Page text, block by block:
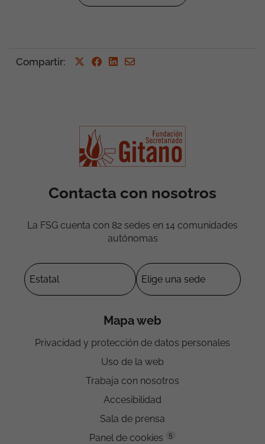
Compartir:
Contacta con nosotros
La FSG cuenta con 82 sedes en 14 comunidades
autónomas
Mapa web
Privacidad y protección de datos personales
Uso de la web
Trabaja con nosotros
Accesibilidad
Sala de prensa
Panel de cookies
5